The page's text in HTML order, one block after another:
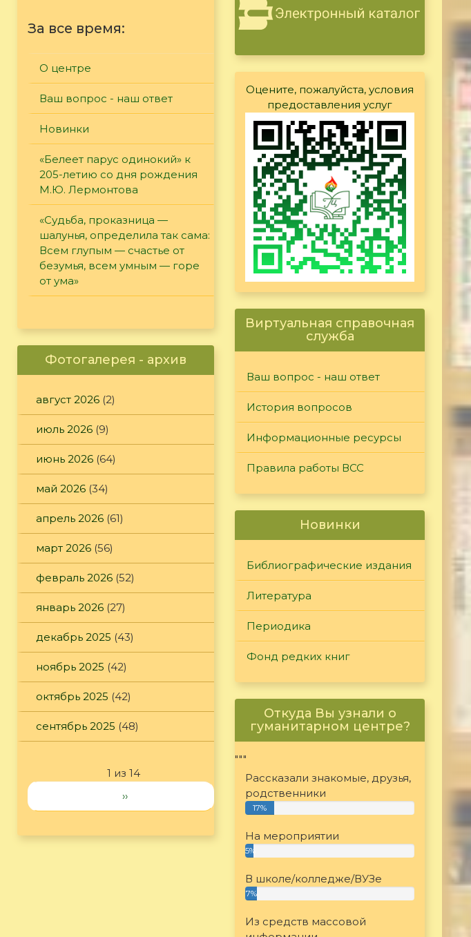
За все время:
О центре
Ваш вопрос - наш ответ
Новинки
«Белеет парус одинокий» к
205-летию со дня рождения
М.Ю. Лермонтова
«Судьба, проказница —
шалунья, определила так сама:
Всем глупым — счастье от
безумья, всем умным — горе
от ума»
Фотогалерея - архив
август 2026 (2)
июль 2026 (9)
июнь 2026 (64)
май 2026 (34)
апрель 2026 (61)
март 2026 (56)
февраль 2026 (52)
январь 2026 (27)
декабрь 2025 (43)
ноябрь 2025 (42)
октябрь 2025 (42)
сентябрь 2025 (48)
1 из 14
››
Оцените, пожалуйста, условия
предоставления услуг
Виртуальная справочная
служба
Ваш вопрос - наш ответ
История вопросов
Информационные ресурсы
Правила работы ВСС
Новинки
Библиографические издания
Литература
Периодика
Фонд редких книг
Откуда Вы узнали о
гуманитарном центре?
"""
Рассказали знакомые, друзья,
родственники
17%
На мероприятии
5%
В школе/колледже/ВУЗе
7%
Из средств массовой